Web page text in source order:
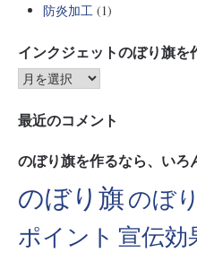
防炎加工 (1)
インクジェットのぼり旗を
最近のコメント
のぼり旗を作るなら、いろ
のぼり旗のぼ
ポイント 宣伝効